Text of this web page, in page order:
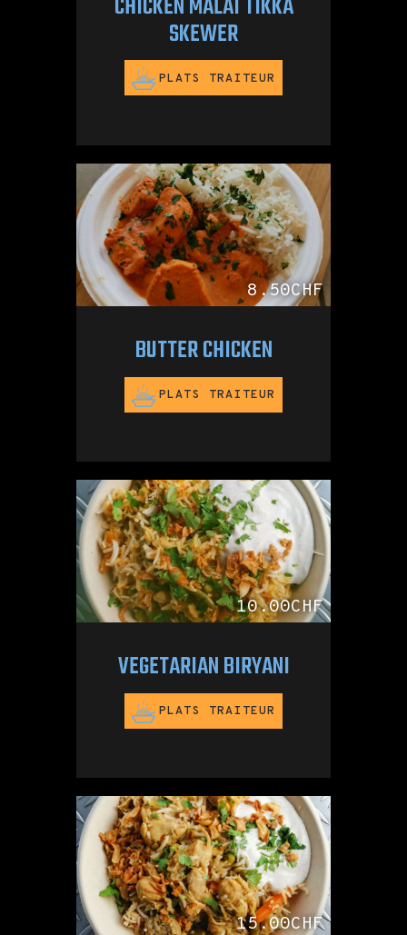
SKEWER
PLATS TRAITEUR
8.50CHF
BUTTER CHICKEN
PLATS TRAITEUR
10.00CHF
VEGETARIAN BIRYANI
PLATS TRAITEUR
15.00CHF